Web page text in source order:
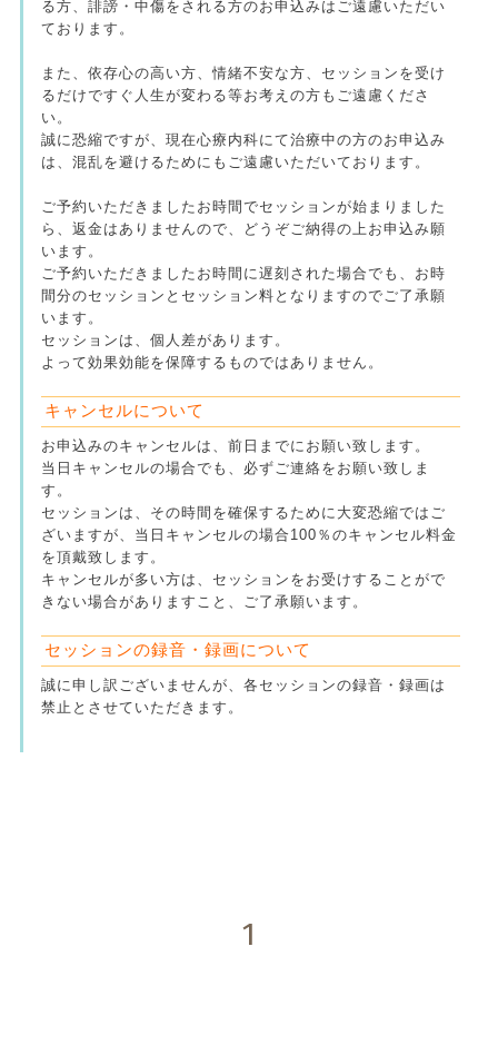
る方、誹謗・中傷をされる方のお申込みはご遠慮いただい
ております。
また、依存心の高い方、情緒不安な方、セッションを受け
るだけですぐ人生が変わる等お考えの方もご遠慮くださ
い。
誠に恐縮ですが、現在心療内科にて治療中の方のお申込み
は、混乱を避けるためにもご遠慮いただいております。
ご予約いただきましたお時間でセッションが始まりました
ら、返金はありませんので、どうぞご納得の上お申込み願
います。
ご予約いただきましたお時間に遅刻された場合でも、お時
間分のセッションとセッション料となりますのでご了承願
います。
セッションは、個人差があります。
よって効果効能を保障するものではありません。
キャンセルについて
お申込みのキャンセルは、前日までにお願い致します。
当日キャンセルの場合でも、必ずご連絡をお願い致しま
す。
セッションは、その時間を確保するために大変恐縮ではご
ざいますが、当日キャンセルの場合100％のキャンセル料金
を頂戴致します。
キャンセルが多い方は、セッションをお受けすることがで
きない場合がありますこと、ご了承願います。
セッションの録音・録画について
誠に申し訳ございませんが、各セッションの録音・録画は
禁止とさせていただきます。
1